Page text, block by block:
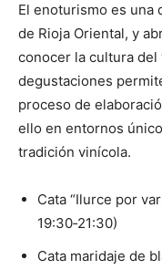
El enoturismo es una
de Rioja Oriental, y
conocer la cultura del
degustaciones
proceso de
ello en entornos
tradición vinícola.
Cata “Ilurce por
19:30‑21:30)
Cata maridaje de